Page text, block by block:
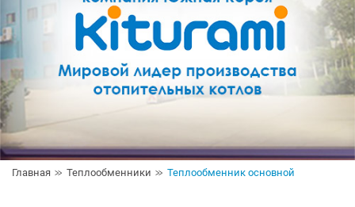
Главная Теплообменники Теплообменник основной